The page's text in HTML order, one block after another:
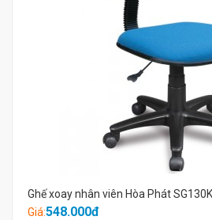
Ghế xoay nhân viên Hòa Phát SG130K
Giá:548.000đ